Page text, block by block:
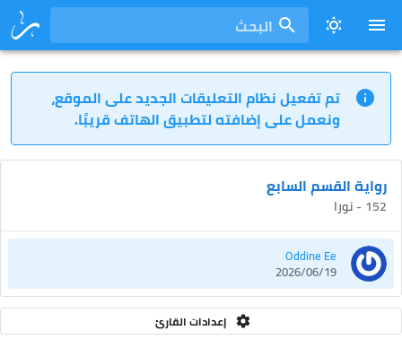
البحث
تم تفعيل نظام التعليقات الجديد على الموقع،
ونعمل على إضافته لتطبيق الهاتف قريبًا.
رواية القسم السابع
152 - نورا
Oddine Ee
2026/06/19
إعدادات القارئ